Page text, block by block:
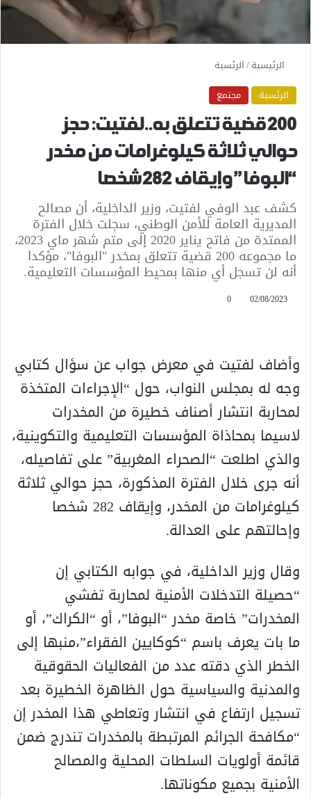
الرئيسية/الرئسية
الرئسية
مجتمع
200 قضية تتعلق به..لفتيت: حجز
حوالي ثلاثة كيلوغرامات من مخدر
“البوفا” وإيقاف 282 شخصا
كشف عبد الوفي لفتيت، وزير الداخلية، أن مصالح
المديرية العامة للأمن الوطني، سجلت خلال الفترة
الممتدة من فاتح يناير 2020 إلى متم شهر ماي 2023،
ما مجموعه 200 قضية تتعلق بمخدر "البوفا"، مؤكدا
أنه لن تسجل أي منها بمحيط المؤسسات التعليمية.
02/08/2023
0
وأضاف لفتيت في معرض جواب عن سؤال كتابي
وجه له بمجلس النواب، حول “الإجراءات المتخذة
لمحاربة انتشار أصناف خطيرة من المخدرات
لاسيما بمحاذاة المؤسسات التعليمية والتكوينية،
والذي اطلعت “الصحراء المغربية” على تفاصيله،
أنه جرى خلال الفترة المذكورة، حجز حوالي ثلاثة
كيلوغرامات من المخدر، وإيقاف 282 شخصا
وإحالتهم على العدالة.
وقال وزير الداخلية، في جوابه الكتابي إن
“حصيلة التدخلات الأمنية لمحاربة تفشي
المخدرات” خاصة مخدر “البوفا”، أو “الكراك”، أو
ما بات يعرف باسم “كوكايين الفقراء”،منبها إلى
الخطر الذي دقته عدد من الفعاليات الحقوقية
والمدنية والسياسية حول الظاهرة الخطيرة بعد
تسجيل ارتفاع في انتشار وتعاطي هذا المخدر إن
“مكافحة الجرائم المرتبطة بالمخدرات تندرج ضمن
قائمة أولويات السلطات المحلية والمصالح
الأمنية بجميع مكوناتها.